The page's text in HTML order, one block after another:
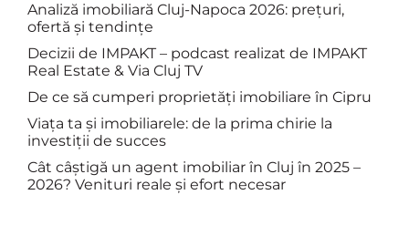
Analiză imobiliară Cluj-Napoca 2026: prețuri,
ofertă și tendințe
Decizii de IMPAKT – podcast realizat de IMPAKT
Real Estate & Via Cluj TV
De ce să cumperi proprietăți imobiliare în Cipru
Viața ta și imobiliarele: de la prima chirie la
investiții de succes
Cât câștigă un agent imobiliar în Cluj în 2025 –
2026? Venituri reale și efort necesar